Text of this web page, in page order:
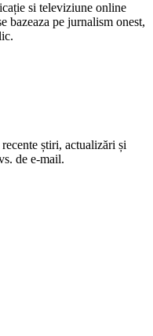
si televiziune online
bazeaza pe jurnalism onest,
știri, actualizări și
de e-mail.